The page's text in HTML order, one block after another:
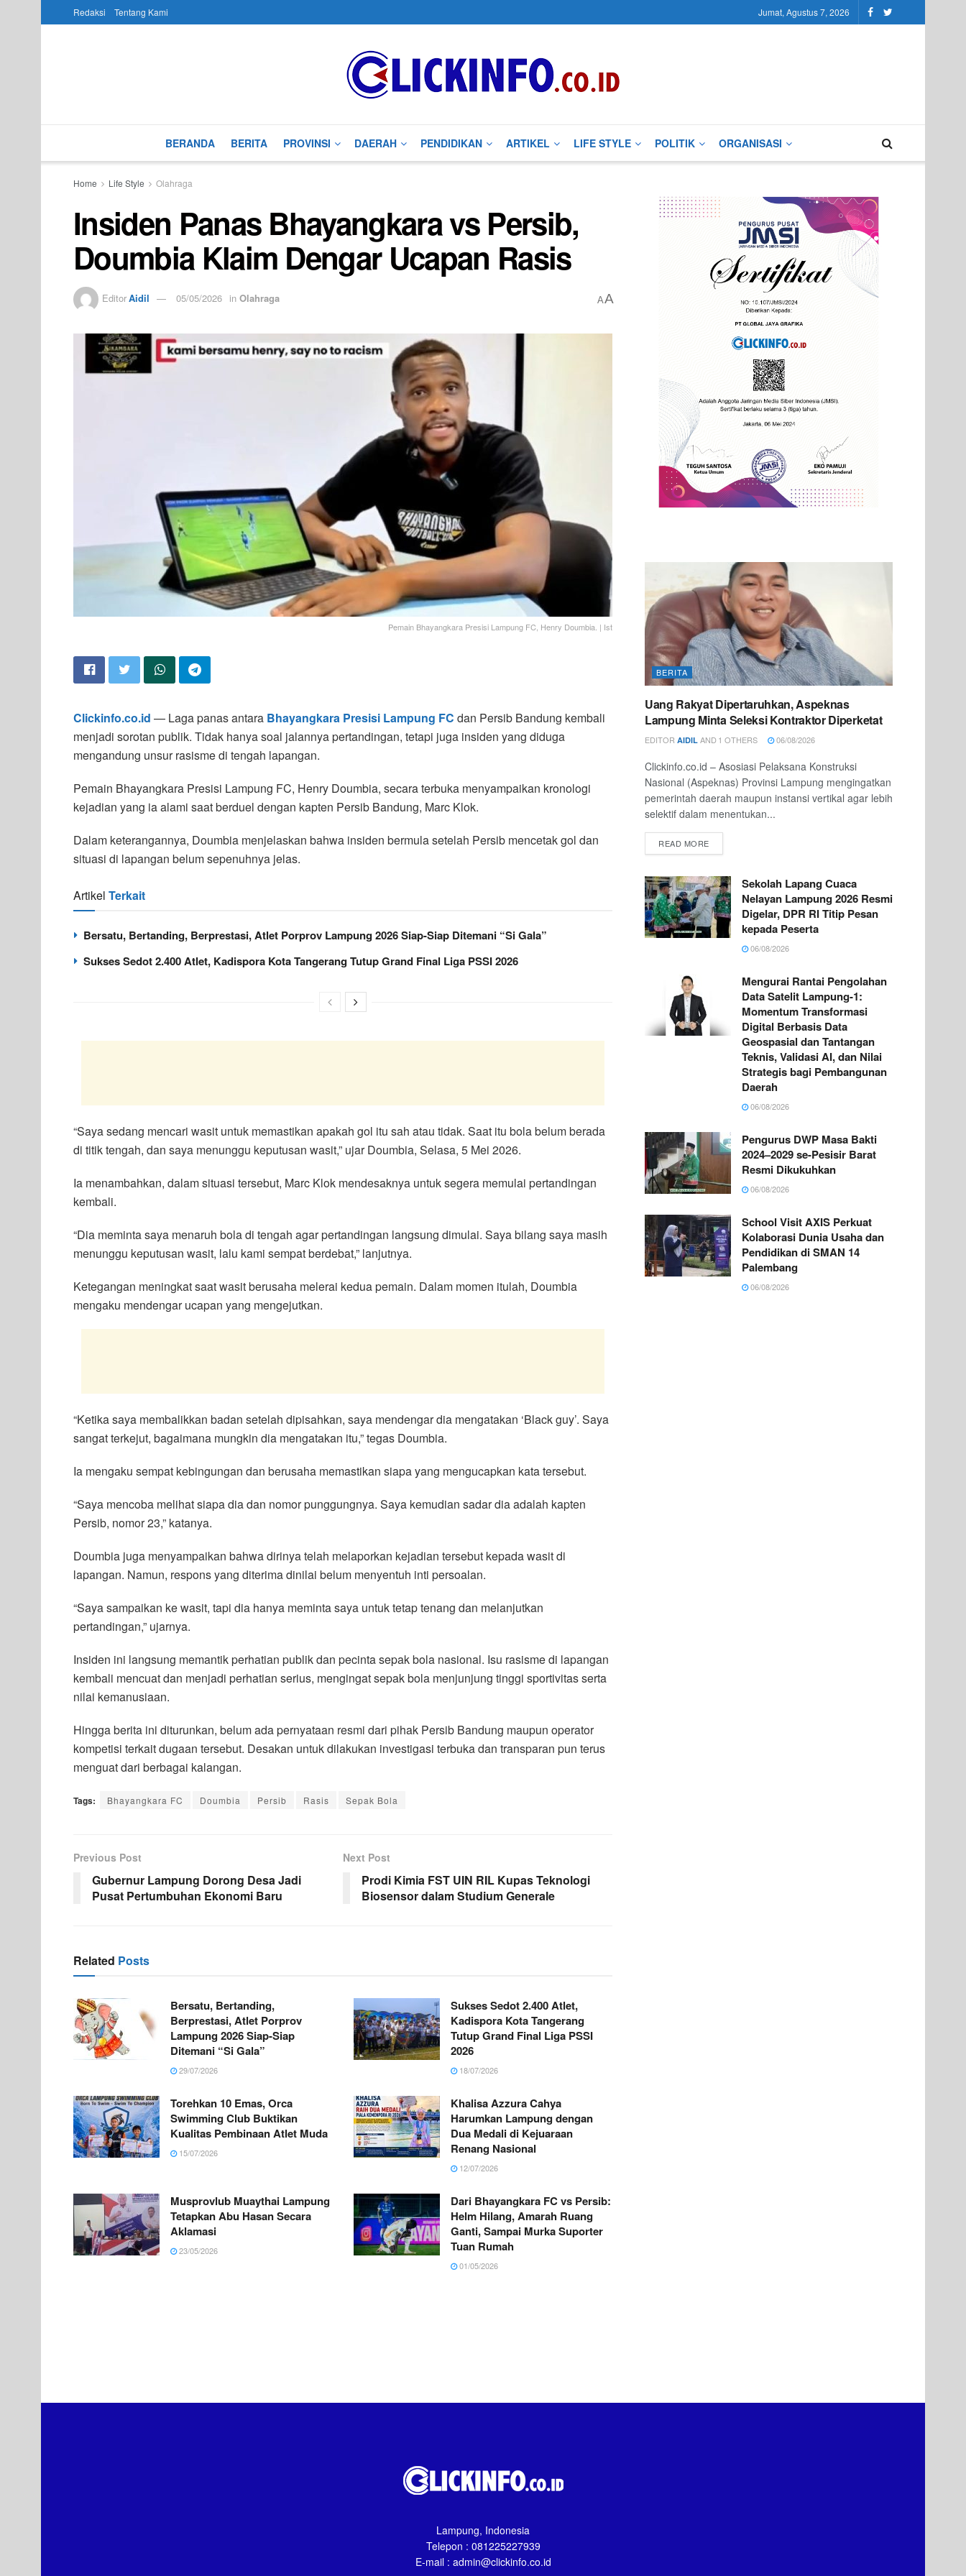
Redaksi Tentang Kami Jumat, Agustus 7, 2026
BERANDA BERITA PROVINSI DAERAH PENDIDIKAN ARTIKEL LIFE STYLE POLITIK ORGANISASI
Home Life Style Olahraga
Insiden Panas Bhayangkara vs Persib,
Doumbia Klaim Dengar Ucapan Rasis
EditorAidil 05/05/2026 in Olahraga AA
Pemain Bhayangkara Presisi Lampung FC, Henry Doumbia. | Ist
Clickinfo.co.id — Laga panas antara Bhayangkara Presisi Lampung FC dan Persib Bandung kembali
menjadi sorotan publik. Tidak hanya soal jalannya pertandingan, tetapi juga insiden yang diduga
mengandung unsur rasisme di tengah lapangan.
Pemain Bhayangkara Presisi Lampung FC, Henry Doumbia, secara terbuka menyampaikan kronologi
kejadian yang ia alami saat berduel dengan kapten Persib Bandung, Marc Klok.
Dalam keterangannya, Doumbia menjelaskan bahwa insiden bermula setelah Persib mencetak gol dan
situasi di lapangan belum sepenuhnya jelas.
Artikel Terkait
Bersatu, Bertanding, Berprestasi, Atlet Porprov Lampung 2026 Siap-Siap Ditemani “Si Gala”
Sukses Sedot 2.400 Atlet, Kadispora Kota Tangerang Tutup Grand Final Liga PSSI 2026
“Saya sedang mencari wasit untuk memastikan apakah gol itu sah atau tidak. Saat itu bola belum berada
di titik tengah, dan saya menunggu keputusan wasit,” ujar Doumbia, Selasa, 5 Mei 2026.
Ia menambahkan, dalam situasi tersebut, Marc Klok mendesaknya untuk segera memulai pertandingan
kembali.
“Dia meminta saya menaruh bola di tengah agar pertandingan langsung dimulai. Saya bilang saya masih
menunggu keputusan wasit, lalu kami sempat berdebat,” lanjutnya.
Ketegangan meningkat saat wasit berusaha melerai kedua pemain. Dalam momen itulah, Doumbia
mengaku mendengar ucapan yang mengejutkan.
“Ketika saya membalikkan badan setelah dipisahkan, saya mendengar dia mengatakan ‘Black guy’. Saya
sangat terkejut, bagaimana mungkin dia mengatakan itu,” tegas Doumbia.
Ia mengaku sempat kebingungan dan berusaha memastikan siapa yang mengucapkan kata tersebut.
“Saya mencoba melihat siapa dia dan nomor punggungnya. Saya kemudian sadar dia adalah kapten
Persib, nomor 23,” katanya.
Doumbia juga menyampaikan bahwa dirinya telah melaporkan kejadian tersebut kepada wasit di
lapangan. Namun, respons yang diterima dinilai belum menyentuh inti persoalan.
“Saya sampaikan ke wasit, tapi dia hanya meminta saya untuk tetap tenang dan melanjutkan
pertandingan,” ujarnya.
Insiden ini langsung memantik perhatian publik dan pecinta sepak bola nasional. Isu rasisme di lapangan
kembali mencuat dan menjadi perhatian serius, mengingat sepak bola menjunjung tinggi sportivitas serta
nilai kemanusiaan.
Hingga berita ini diturunkan, belum ada pernyataan resmi dari pihak Persib Bandung maupun operator
kompetisi terkait dugaan tersebut. Desakan untuk dilakukan investigasi terbuka dan transparan pun terus
menguat dari berbagai kalangan.
Tags: Bhayangkara FC Doumbia Persib Rasis Sepak Bola
Previous Post
Gubernur Lampung Dorong Desa Jadi
Pusat Pertumbuhan Ekonomi Baru
Next Post
Prodi Kimia FST UIN RIL Kupas Teknologi
Biosensor dalam Studium Generale
Related Posts
Bersatu, Bertanding,
Berprestasi, Atlet Porprov
Lampung 2026 Siap-Siap
Ditemani “Si Gala”
29/07/2026
Sukses Sedot 2.400 Atlet,
Kadispora Kota Tangerang
Tutup Grand Final Liga PSSI
2026
18/07/2026
Torehkan 10 Emas, Orca
Swimming Club Buktikan
Kualitas Pembinaan Atlet Muda
15/07/2026
Khalisa Azzura Cahya
Harumkan Lampung dengan
Dua Medali di Kejuaraan
Renang Nasional
12/07/2026
Musprovlub Muaythai Lampung
Tetapkan Abu Hasan Secara
Aklamasi
23/05/2026
Dari Bhayangkara FC vs Persib:
Helm Hilang, Amarah Ruang
Ganti, Sampai Murka Suporter
Tuan Rumah
01/05/2026
BERITA
Uang Rakyat Dipertaruhkan, Aspeknas
Lampung Minta Seleksi Kontraktor Diperketat
EDITOR AIDIL AND 1 OTHERS 06/08/2026
Clickinfo.co.id – Asosiasi Pelaksana Konstruksi
Nasional (Aspeknas) Provinsi Lampung mengingatkan
pemerintah daerah maupun instansi vertikal agar lebih
selektif dalam menentukan...
READ MORE
Sekolah Lapang Cuaca
Nelayan Lampung 2026 Resmi
Digelar, DPR RI Titip Pesan
kepada Peserta
06/08/2026
Mengurai Rantai Pengolahan
Data Satelit Lampung-1:
Momentum Transformasi
Digital Berbasis Data
Geospasial dan Tantangan
Teknis, Validasi AI, dan Nilai
Strategis bagi Pembangunan
Daerah
06/08/2026
Pengurus DWP Masa Bakti
2024–2029 se-Pesisir Barat
Resmi Dikukuhkan
06/08/2026
School Visit AXIS Perkuat
Kolaborasi Dunia Usaha dan
Pendidikan di SMAN 14
Palembang
06/08/2026
Lampung, Indonesia
Telepon : 081225227939
E-mail : admin@clickinfo.co.id